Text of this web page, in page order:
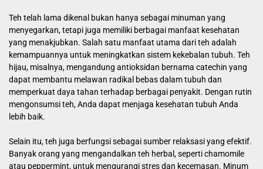
Teh telah lama dikenal bukan hanya sebagai minuman yang
menyegarkan, tetapi juga memiliki berbagai manfaat kesehatan
yang menakjubkan. Salah satu manfaat utama dari teh adalah
kemampuannya untuk meningkatkan sistem kekebalan tubuh. Teh
hijau, misalnya, mengandung antioksidan bernama catechin yang
dapat membantu melawan radikal bebas dalam tubuh dan
memperkuat daya tahan terhadap berbagai penyakit. Dengan rutin
mengonsumsi teh, Anda dapat menjaga kesehatan tubuh Anda
lebih baik.
Selain itu, teh juga berfungsi sebagai sumber relaksasi yang efektif.
Banyak orang yang mengandalkan teh herbal, seperti chamomile
atau peppermint, untuk mengurangi stres dan kecemasan. Minum